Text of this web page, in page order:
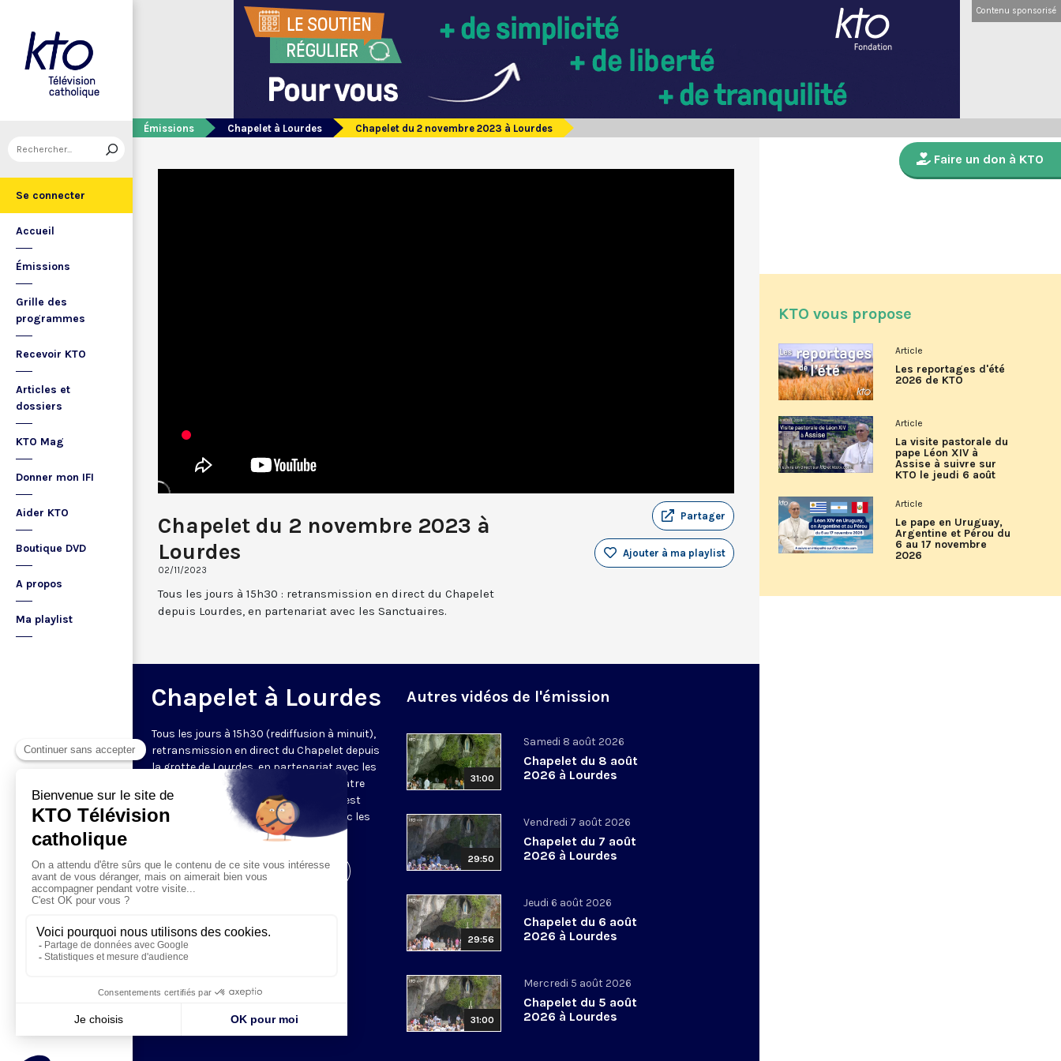
Se connecter
Accueil
Émissions
Grille des
programmes
Recevoir KTO
Articles et
dossiers
KTO Mag
Donner mon IFI
Aider KTO
Boutique DVD
A propos
Ma playlist
Contenu sponsorisé
Émissions Chapelet à Lourdes Chapelet du 2 novembre 2023 à Lourdes
Chapelet du 2 novembre 2023 à
Lourdes
02/11/2023
Partager
Ajouter à ma playlist
Tous les jours à 15h30 : retransmission en direct du Chapelet
depuis Lourdes, en partenariat avec les Sanctuaires.
Chapelet à Lourdes
Tous les jours à 15h30 (rediffusion à minuit),
retransmission en direct du Chapelet depuis
la grotte de Lourdes, en partenariat avec les
Sanctuaires. Chaque jour, l'une des quatre
méditations des mystères du Rosaire est
proposée en communion de prière avec les
Visiter la page de l'émission
Autres vidéos de l'émission
31:00
Samedi 8 août 2026
Chapelet du 8 août
2026 à Lourdes
29:50
Vendredi 7 août 2026
Chapelet du 7 août
2026 à Lourdes
29:56
Jeudi 6 août 2026
Chapelet du 6 août
2026 à Lourdes
31:00
Mercredi 5 août 2026
Chapelet du 5 août
2026 à Lourdes
Faire un don à KTO
KTO vous propose
Article
Les reportages d'été
2026 de KTO
Article
La visite pastorale du
pape Léon XIV à
Assise à suivre sur
KTO le jeudi 6 août
Article
Le pape en Uruguay,
Argentine et Pérou du
6 au 17 novembre
2026